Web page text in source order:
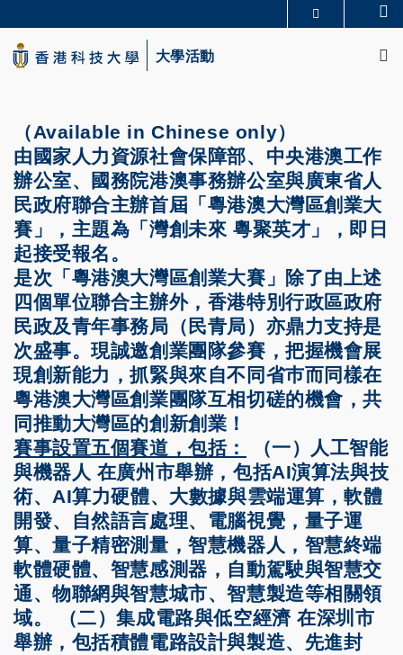
to
main
content
生活@科大
大學活動
（Available in Chinese only）
由國家人力資源社會保障部、中央港澳工作
辦公室、國務院港澳事務辦公室與廣東省人
民政府聯合主辦首屆「粵港澳大灣區創業大
賽」，主題為「灣創未來 粵聚英才」，即日
起接受報名。
是次「粵港澳大灣區創業大賽」除了由上述
四個單位聯合主辦外，香港特別行政區政府
民政及青年事務局（民青局）亦鼎力支持是
次盛事。現誠邀創業團隊參賽，把握機會展
現創新能力，抓緊與來自不同省巿而同樣在
粵港澳大灣區創業團隊互相切磋的機會，共
同推動大灣區的創新創業！
賽事設置五個賽道，包括：
（一）人工智能
與機器人 在廣州市舉辦，包括AI演算法與技
術、AI算力硬體、大數據與雲端運算，軟體
開發、自然語言處理、電腦視覺，量子運
算、量子精密測量，智慧機器人，智慧終端
軟體硬體、智慧感測器，自動駕駛與智慧交
通、物聯網與智慧城市、智慧製造等相關領
域。 （二）集成電路與低空經濟 在深圳市
舉辦，包括積體電路設計與製造、先進封